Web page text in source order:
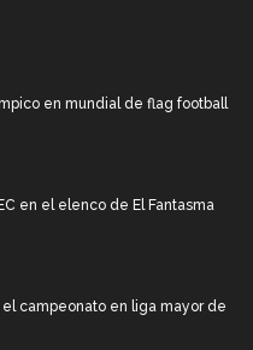
en mundial de flag football
en el elenco de El Fantasma
el campeonato en liga mayor de